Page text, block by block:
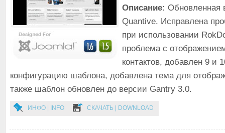
Описание: Обновленная
Quantive. Исправлена
при использовании
проблема с
контактов, добавлен 9 и
конфигурацию шаблона, добавлена тема для
также шаблон обновлен до версии Gantry 3.0.
ИНФО | INFO СКАЧАТЬ | DOWNLOAD